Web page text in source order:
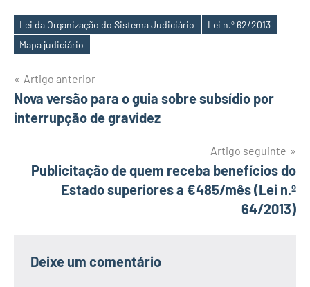
Etiquetas
Lei da Organização do Sistema Judiciário
Lei n.º 62/2013
Mapa judiciário
Navegação
de
Artigo anterior
Nova versão para o guia sobre subsídio por
interrupção de gravidez
Artigo seguinte
Publicitação de quem receba benefícios do
Estado superiores a €485/mês (Lei n.º
64/2013)
Deixe um comentário